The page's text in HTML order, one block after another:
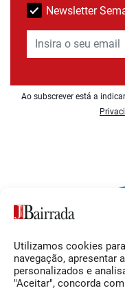
Utilizamos cookies
navegação, apresentar
personalizados e
"Aceitar", concorda
Newsletter
Ao subscrever está a
Siga-nos
Facebook